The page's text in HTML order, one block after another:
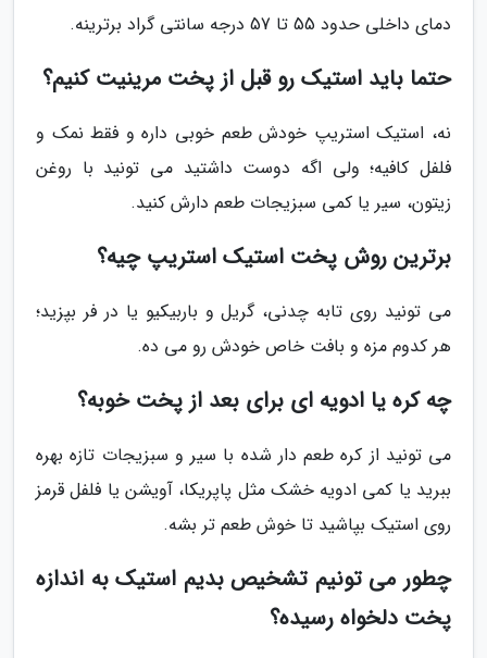
دمای داخلی حدود 55 تا 57 درجه سانتی گراد برترینه.
حتما باید استیک رو قبل از پخت مرینیت کنیم؟
نه، استیک استریپ خودش طعم خوبی داره و فقط نمک و
فلفل کافیه؛ ولی اگه دوست داشتید می تونید با روغن
زیتون، سیر یا کمی سبزیجات طعم دارش کنید.
برترین روش پخت استیک استریپ چیه؟
می تونید روی تابه چدنی، گریل و باربیکیو یا در فر بپزید؛
هر کدوم مزه و بافت خاص خودش رو می ده.
چه کره یا ادویه ای برای بعد از پخت خوبه؟
می تونید از کره طعم دار شده با سیر و سبزیجات تازه بهره
ببرید یا کمی ادویه خشک مثل پاپریکا، آویشن یا فلفل قرمز
روی استیک بپاشید تا خوش طعم تر بشه.
چطور می تونیم تشخیص بدیم استیک به اندازه
پخت دلخواه رسیده؟